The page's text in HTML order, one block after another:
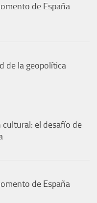
de España
de la geopolítica
el desafío de
de España